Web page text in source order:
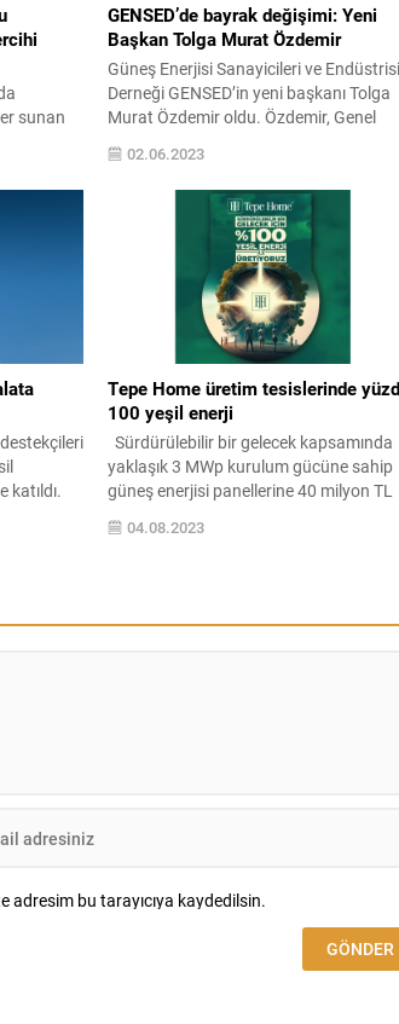
sunan
edilen ve
yer
su
de
golf
GENSED’de bayrak değişimi: Yeni
Başkan Tolga Murat Özdemir
Güneş Enerjisi Sanayicileri ve
Derneği GENSED’in yeni başkanı Tolga
Murat Özdemir oldu. Özdemir, Genel
GENSED’in enerji depolama ve güneş
enerjisinden elektrik üretimini tabana
yaymayı faaliyetlerinin odağına aldığını
söyledi. Güneş Enerjisi Sanayicileri ve
Endüstrisi Derneği GENSED’in
Genel Kurul Toplantısı BYOTELL
Kozyatağı Oteli’nde gerçekleşti....
02.06.2023
katıldı.
bilgi
Tepe Home üretim tesislerinde
100 yeşil enerji
Sürdürülebilir bir gelecek kapsamında
yaklaşık 3 MWp kurulum gücüne sahip
güneş enerjisi panellerine 40 milyon TL
yatırım yapan Tepe Home, %100 yeşil
enerji ile üretiyor. Yaklaşık 3 MWp
04.08.2023
adresim bu tarayıcıya kaydedilsin.